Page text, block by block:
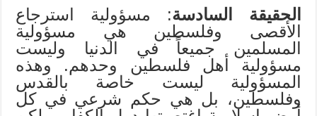
الحقيقة السادسة: مسؤولية استرجاع
الأقصى وفلسطين هي مسؤولية
المسلمين جميعاً في الدنيا وليست
مسؤولية أهل فلسطين وحدهم. وهذه
المسؤولية ليست خاصة بالقدس
وفلسطين، بل هي حكم شرعي في كل